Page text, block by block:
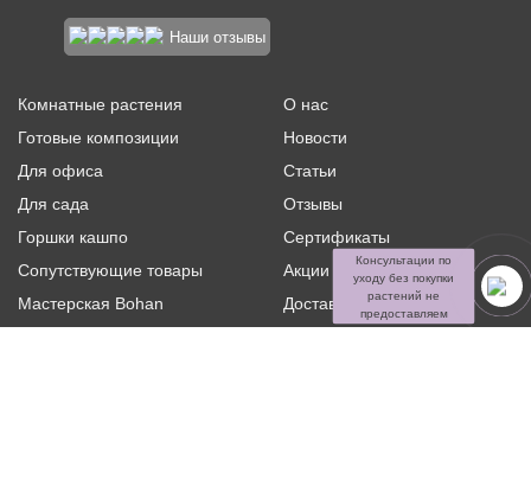
Наши отзывы
Комнатные растения
Готовые композиции
Для офиса
Для сада
Горшки кашпо
Сопутствующие товары
Мастерская Bohan
О нас
Новости
Статьи
Отзывы
Сертификаты
Акции и скидки
Доставка и оплата
Консультации по
уходу без покупки
растений не
предоставляем